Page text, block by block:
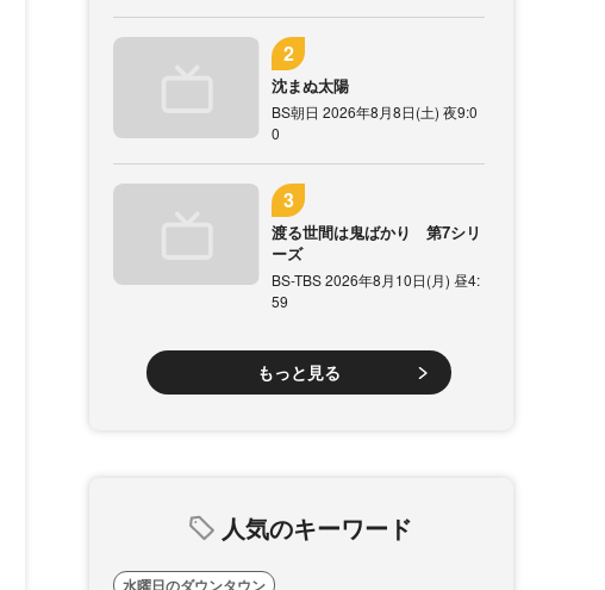
沈まぬ太陽
BS朝日 2026年8月8日(土) 夜9:0
0
渡る世間は鬼ばかり 第7シリ
ーズ
BS-TBS 2026年8月10日(月) 昼4:
59
もっと見る
人気のキーワード
水曜日のダウンタウン